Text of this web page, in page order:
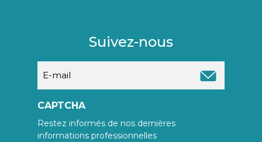
Suivez-nous
mail
CAPTCHA
Restez informés de nos dernières
informations professionnelles